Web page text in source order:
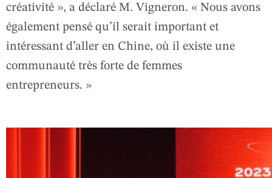
créativité », a déclaré M. Vigneron. « Nous avons
également pensé qu’il serait important et
intéressant d’aller en Chine, où il existe une
communauté très forte de femmes
entrepreneurs. »